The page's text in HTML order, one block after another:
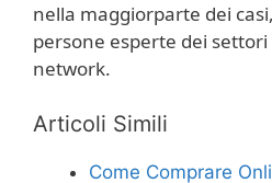
nella maggiorparte dei
persone esperte dei
network.
Articoli Simili
Come Comprare